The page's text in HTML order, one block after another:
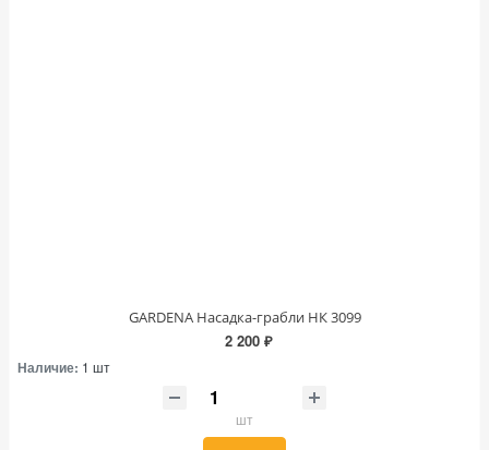
GARDENA Насадка-грабли НК 3099
2 200 ₽
Наличие: 1 шт
шт